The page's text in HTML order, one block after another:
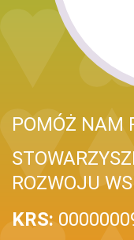
POMÓŻ NAM
ROZWOJU
KRS: